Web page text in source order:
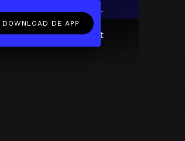
NL
OverFAQContact
DOWNLOAD DE APP